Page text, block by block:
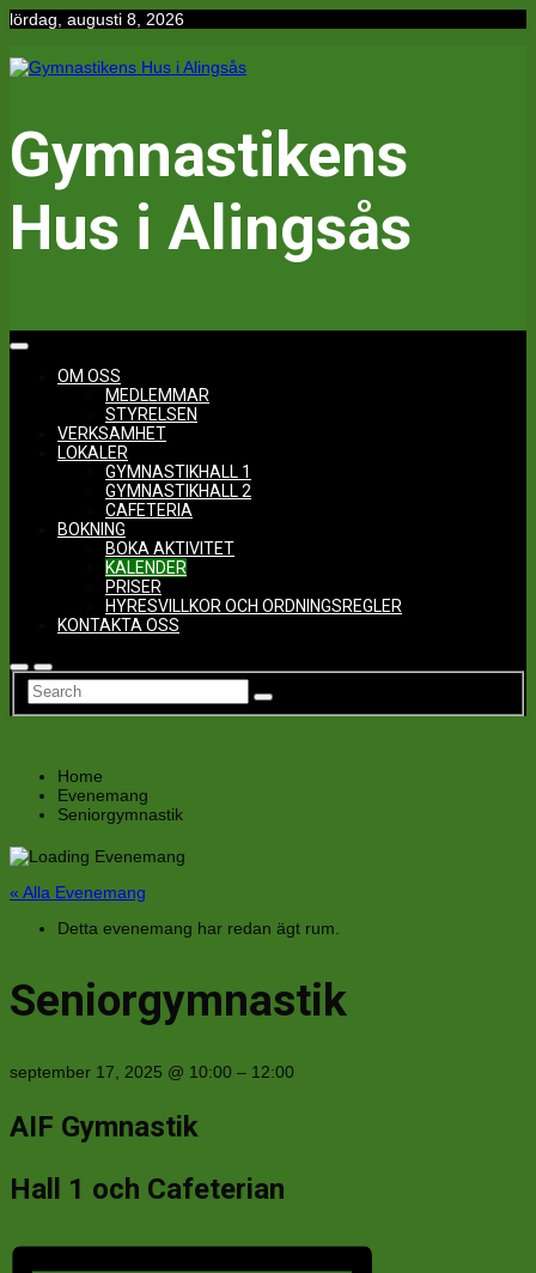
Hoppa
innehåll
lördag, augusti 8, 2026
Gymnastikens
Hus i Alingsås
OM OSS
MEDLEMMAR
STYRELSEN
VERKSAMHET
LOKALER
GYMNASTIKHALL 1
GYMNASTIKHALL 2
CAFETERIA
BOKNING
BOKA AKTIVITET
KALENDER
PRISER
HYRESVILLKOR OCH ORDNINGSREGLER
KONTAKTA OSS
Home
Evenemang
Seniorgymnastik
« Alla Evenemang
Detta evenemang har redan ägt rum.
Seniorgymnastik
september 17, 2025 @ 10:00 – 12:00
AIF Gymnastik
Hall 1 och Cafeterian